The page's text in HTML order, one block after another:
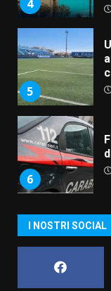
4
5
6
I NOSTRI SOCIAL